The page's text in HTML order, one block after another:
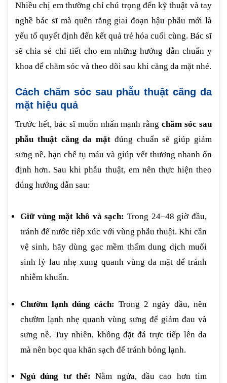
Nhiều chị em thường chỉ chú trọng đến kỹ thuật và tay
nghề bác sĩ mà quên rằng giai đoạn hậu phẫu mới là
yếu tố quyết định đến kết quả trẻ hóa cuối cùng. Bác sĩ
sẽ chia sẻ chi tiết cho em những hướng dẫn chuẩn y
khoa để chăm sóc và theo dõi sau khi căng da mặt nhé.
Cách chăm sóc sau phẫu thuật căng da
mặt hiệu quả
Trước hết, bác sĩ muốn nhấn mạnh rằngchăm sóc sau
phẫu thuật căng da mặt đúng chuẩn sẽ giúp giảm
sưng nề, hạn chế tụ máu và giúp vết thương nhanh ổn
định hơn. Sau khi phẫu thuật, em nên thực hiện theo
đúng hướng dẫn sau:
Giữ vùng mặt khô và sạch: Trong 24–48 giờ đầu,
tránh để nước tiếp xúc với vùng phẫu thuật. Khi cần
vệ sinh, hãy dùng gạc mềm thấm dung dịch muối
sinh lý lau nhẹ xung quanh vùng da mặt để tránh
nhiễm khuẩn.
Chườm lạnh đúng cách: Trong 2 ngày đầu, nên
chườm lạnh nhẹ quanh vùng sưng để giảm đau và
sưng nề. Tuy nhiên, không đặt đá trực tiếp lên da
mà nên bọc qua khăn sạch để tránh bỏng lạnh.
Ngủ đúng tư thế: Nằm ngửa, đầu cao hơn tim